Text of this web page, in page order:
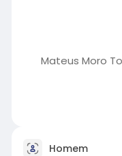
Mateus Moro
Homem